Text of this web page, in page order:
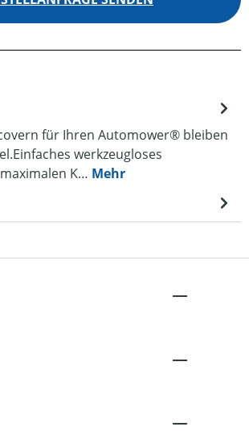
für Ihren Automower® bleiben
werkzeugloses
K… Mehr